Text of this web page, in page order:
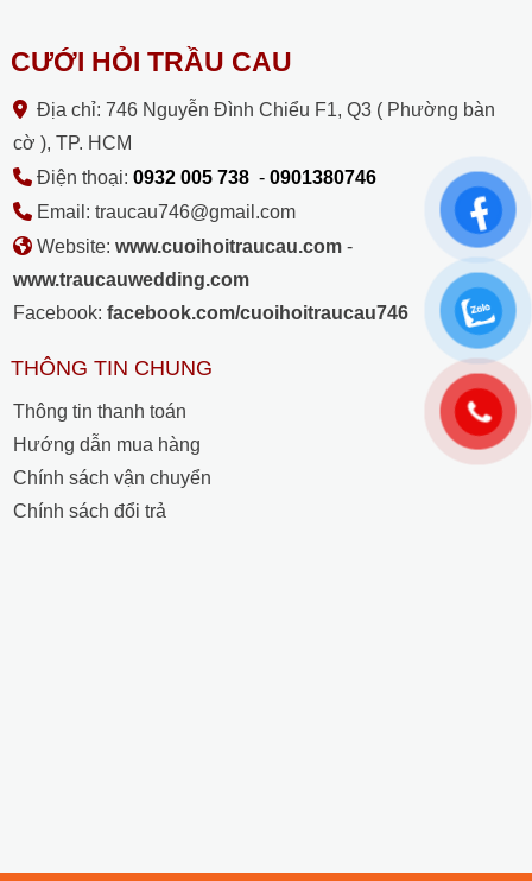
CƯỚI HỎI TRẦU CAU
Địa chỉ: 746 Nguyễn Đình Chiểu F1, Q3 ( Phường bàn
cờ ), TP. HCM
Điện thoại: 0932 005 738- 0901380746
Email: traucau746@gmail.com
Website: www.cuoihoitraucau.com -
www.traucauwedding.com
Facebook: facebook.com/cuoihoitraucau746
THÔNG TIN CHUNG
Thông tin thanh toán
Hướng dẫn mua hàng
Chính sách vận chuyển
Chính sách đổi trả